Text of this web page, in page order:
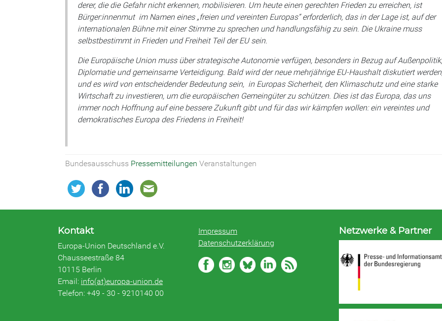
derer, die die Gefahr nicht erkennen, mobilisieren. Um heute einen gerechten Frieden zu erreichen, ist
Bürger:innenmut im Namen eines „freien und vereinten Europas“ erforderlich, das in der Lage ist, auf der
internationalen Bühne mit einer Stimme zu sprechen und handlungsfähig zu sein. Die Ukraine muss
selbstbestimmt in Frieden und Freiheit Teil der EU sein.
Die Europäische Union muss über strategische Autonomie verfügen, besonders in Bezug auf Außenpolitik,
Diplomatie und gemeinsame Verteidigung. Bald wird der neue mehrjährige EU-Haushalt diskutiert
und es wird von entscheidender Bedeutung sein, in Europas Sicherheit, den Klimaschutz und eine starke
Wirtschaft zu investieren, um die europäischen Gemeingüter zu schützen. Dies ist das Europa, das uns
immer noch Hoffnung auf eine bessere Zukunft gibt und für das wir kämpfen wollen: ein vereintes und
demokratisches Europa des Friedens in Freiheit!
Bundesausschuss Pressemitteilungen Veranstaltungen
Kontakt
Europa-Union Deutschland e.V.
Chausseestraße 84
10115 Berlin
Email: info(at)europa-union.de
Telefon: +49 - 30 - 9210140 00
Impressum
Datenschutzerklärung
Netzwerke & Partner